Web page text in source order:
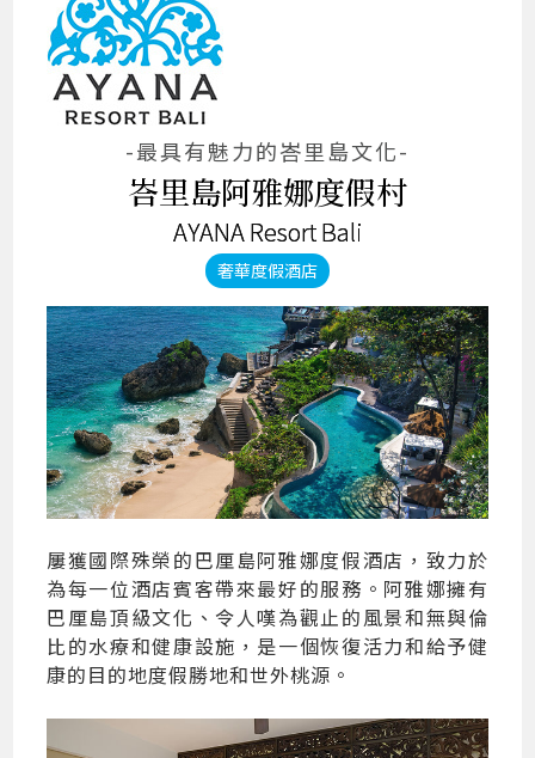
-最具有魅力的峇里島文化-
峇里島阿雅娜度假村
AYANA Resort Bali
奢華度假酒店
屢獲國際殊榮的巴厘島阿雅娜度假酒店，致力於
為每一位酒店賓客帶來最好的服務。阿雅娜擁有
巴厘島頂級文化、令人嘆為觀止的風景和無與倫
比的水療和健康設施，是一個恢復活力和給予健
康的目的地度假勝地和世外桃源。